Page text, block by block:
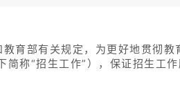
育部有关规定，为更好地贯彻教
称“招生工作”），保证招生工作